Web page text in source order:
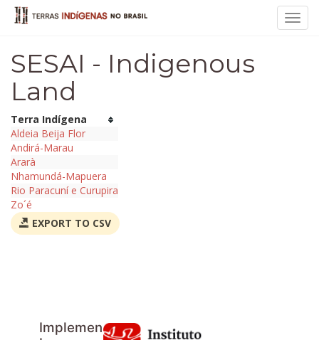
SESAI - Indigenous
Land
Terra Indígena
Aldeia Beija Flor
Andirá-Marau
Ararà
Nhamundá-Mapuera
Rio Paracuní e Curupira
Zo´é
EXPORT TO CSV